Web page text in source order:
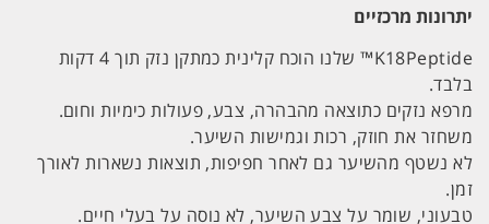
יתרונות מרכזיים
K18Peptide™ שלנו הוכח קלינית כמתקן נזק תוך 4 דקות
בלבד.
מרפא נזקים כתוצאה מהבהרה, צבע, פעולות כימיות וחום.
משחזר את חוזק, רכות וגמישות השיער.
לא נשטף מהשיער גם לאחר חפיפות, תוצאות נשארות לאורך
זמן.
טבעוני, שומר על צבע השיער, לא נוסה על בעלי חיים.